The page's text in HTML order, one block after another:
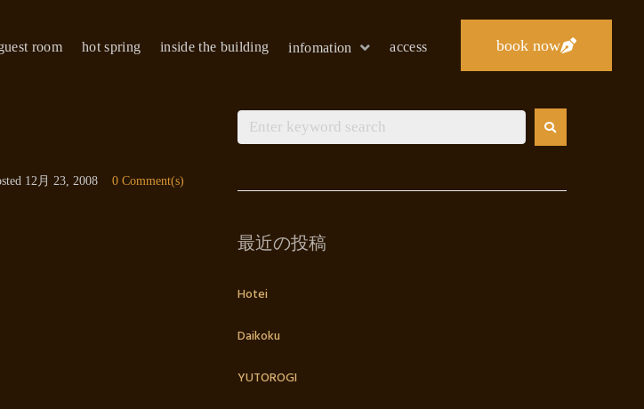
room hot spring inside the building infomation access book now
12月 23, 2008 0 Comment(s)
最近の投稿
Hotei
Daikoku
YUTOROGI